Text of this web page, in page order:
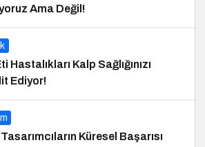
Ama Değil!
Hastalıkları Kalp Sağlığınızı
Ediyor!
Küresel Başarısı